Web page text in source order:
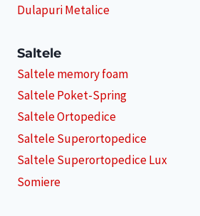
Dulapuri Metalice
Saltele
Saltele memory foam
Saltele Poket-Spring
Saltele Ortopedice
Saltele Superortopedice
Saltele Superortopedice Lux
Somiere